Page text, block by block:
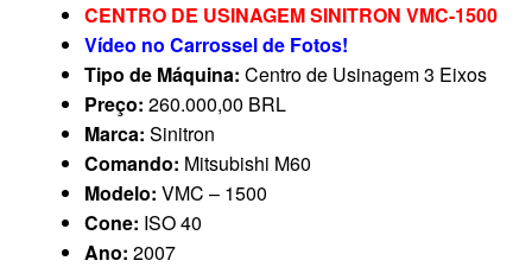
CENTRO DE USINAGEM SINITRON VMC-1500
Vídeo no Carrossel de Fotos!
Tipo de Máquina: Centro de Usinagem 3 Eixos
Preço: 260.000,00 BRL
Marca: Sinitron
Comando: Mitsubishi M60
Modelo: VMC – 1500
Cone: ISO 40
Ano: 2007